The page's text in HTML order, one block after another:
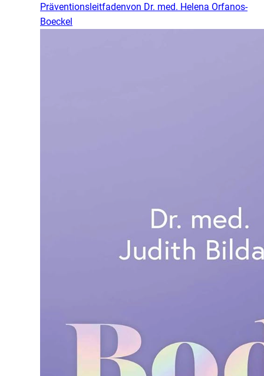
Präventionsleitfadenvon Dr. med. Helena Orfanos-
Boeckel